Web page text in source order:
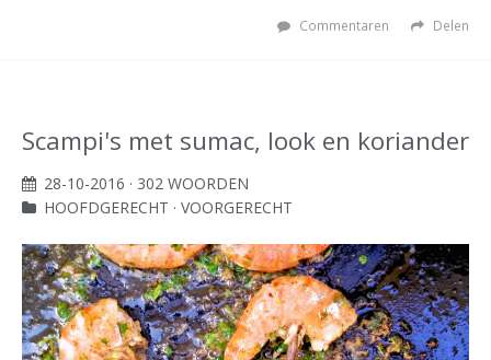
Delen
Commentaren
Scampi's met sumac, look en koriander
28-10-2016 · 302 WOORDEN
HOOFDGERECHT · VOORGERECHT